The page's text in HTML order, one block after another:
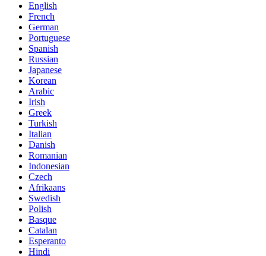
English
French
German
Portuguese
Spanish
Russian
Japanese
Korean
Arabic
Irish
Greek
Turkish
Italian
Danish
Romanian
Indonesian
Czech
Afrikaans
Swedish
Polish
Basque
Catalan
Esperanto
Hindi